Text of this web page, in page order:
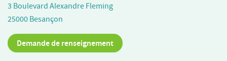
3 Boulevard Alexandre Fleming
25000 Besançon
Demande de renseignement